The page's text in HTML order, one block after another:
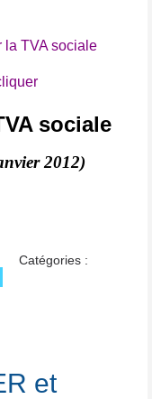
la TVA sociale
sociale
2012)
Catégories :
et